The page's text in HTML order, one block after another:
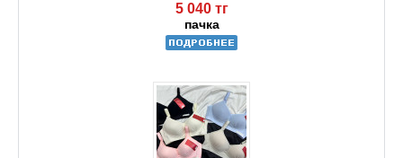
5 040 тг
пачка